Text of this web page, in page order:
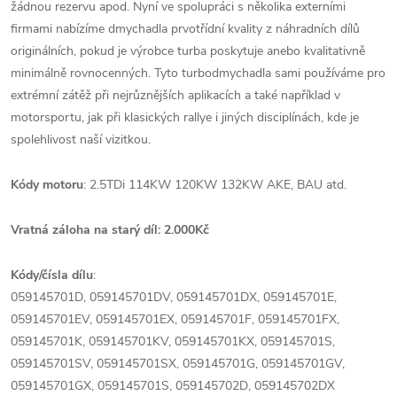
žádnou rezervu apod. Nyní ve spolupráci s několika externími
firmami nabízíme dmychadla prvotřídní kvality z náhradních dílů
originálních, pokud je výrobce turba poskytuje anebo kvalitativně
minimálně rovnocenných. Tyto turbodmychadla sami používáme pro
extrémní zátěž při nejrůznějších aplikacích a také například v
motorsportu, jak při klasických rallye i jiných disciplínách, kde je
spolehlivost naší vizitkou.
Kódy motoru: 2.5TDi 114KW 120KW 132KW AKE, BAU atd.
Vratná záloha na starý díl: 2.000Kč
Kódy/čísla dílu:
059145701D, 059145701DV, 059145701DX, 059145701E,
059145701EV, 059145701EX, 059145701F, 059145701FX,
059145701K, 059145701KV, 059145701KX, 059145701S,
059145701SV, 059145701SX, 059145701G, 059145701GV,
059145701GX, 059145701S, 059145702D, 059145702DX